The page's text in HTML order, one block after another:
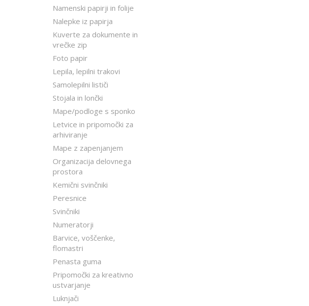
Namenski papirji in folije
Nalepke iz papirja
Kuverte za dokumente in
vrečke zip
Foto papir
Lepila, lepilni trakovi
Samolepilni lističi
Stojala in lončki
Mape/podloge s sponko
Letvice in pripomočki za
arhiviranje
Mape z zapenjanjem
Organizacija delovnega
prostora
Kemični svinčniki
Peresnice
Svinčniki
Numeratorji
Barvice, voščenke,
flomastri
Penasta guma
Pripomočki za kreativno
ustvarjanje
Luknjači